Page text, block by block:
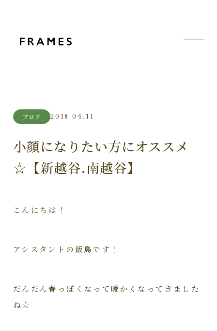
ブログ 2018.04.11
小顔になりたい方にオススメ
☆【新越谷.南越谷】
こんにちは！
アシスタントの飯島です！
だんだん春っぽくなって暖かくなってきました
ね☆